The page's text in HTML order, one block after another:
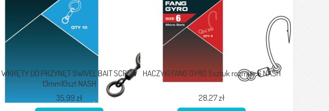
WKRĘTY DO PRZYNĘT SWIVEL BAIT SCREW
13mm10szt NASH
35,99 zł
HACZYKI FANG GYRO 5sztuk rozmiar 6 NASH
28,27 zł